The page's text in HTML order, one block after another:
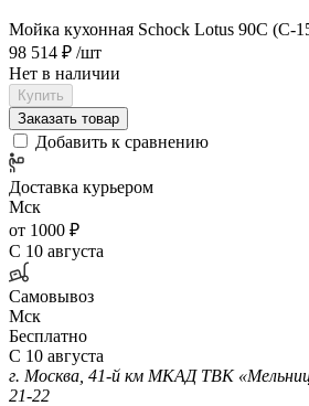
Мойка кухонная Schock Lotus 90С (С-
98 514 ₽ /шт
Нет в наличии
Купить
Заказать товар
Добавить к сравнению
Доставка курьером
Мск
от 1000 ₽
С 10 августа
Самовывоз
Мск
Бесплатно
С 10 августа
г. Москва, 41-й км МКАД ТВК
21-22